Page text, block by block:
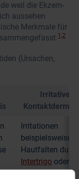
weil die Ekzem-
aussehen
Merkmale für
1,2
(Ursachen,
Irritative
Irritationen
beispielsweise in
Hautfalten durch
Intertrigo oder
durch